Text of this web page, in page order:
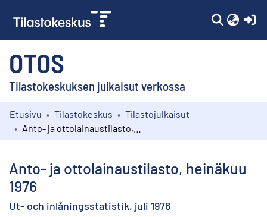
OTOS
Tilastokeskuksen julkaisut verkossa
Kokoelmat
Etusivu Tilastokeskus
Tilastojulkaisut
Anto- ja ottolainaustilasto, heinäkuu
1976
Ut- och inlåningsstatistik, juli 1976